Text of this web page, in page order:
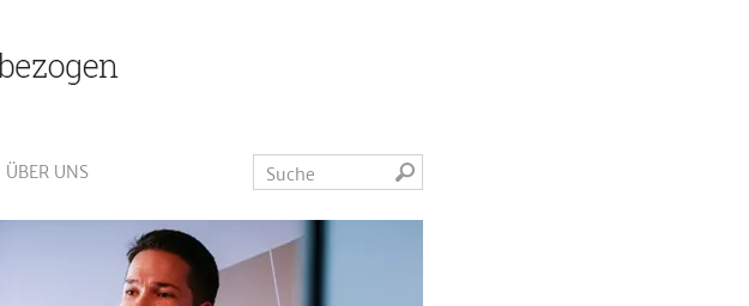
ÜBER UNS